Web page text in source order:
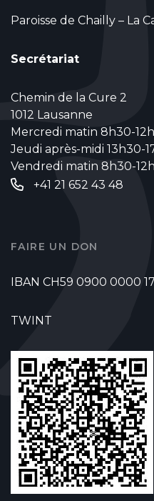
Paroisse de Chailly – La
Secrétariat
Chemin de la Cure 2
1012 Lausanne
Mercredi matin 8h30-12h
Jeudi après-midi 13h30-
Vendredi matin 8h30-12h
+41 21 652 43 48
FAIRE UN DON
IBAN CH59 0900 0000
TWINT